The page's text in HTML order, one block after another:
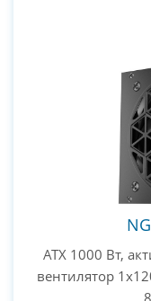
ATX 1000 Вт,
вентилятор